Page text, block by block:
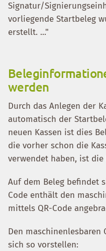
Signatur/
vorliegende Startbeleg
erstellt. ..."
werden
Durch das Anlegen der
automatisch der
neuen Kassen ist dies
die vorher schon die
verwendet haben, ist die
Auf dem Beleg befindet
Code enthält den
mittels QR-Code
Den maschinenlesbaren
sich so vorstellen: